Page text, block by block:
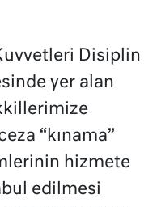
Disiplin
yer alan
“kınama”
hizmete
edilmesi